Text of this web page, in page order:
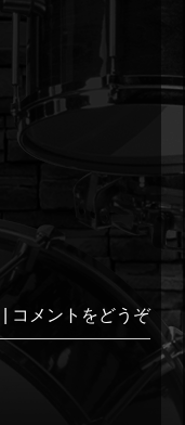
コメントをどうぞ